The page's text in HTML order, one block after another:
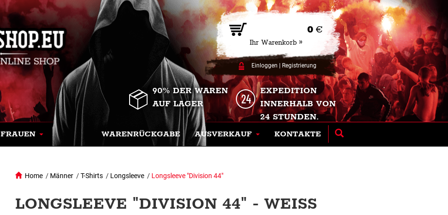
0 €
Ihr Warenkorb »
Einloggen Registrierung
90% DER WAREN
AUF LAGER
EXPEDITION
INNERHALB VON
24 STUNDEN.
FRAUEN WARENRÜCKGABE AUSVERKAUF KONTAKTE
Home / Männer /T-Shirts / Longsleeve / Longsleeve "Division 44"
LONGSLEEVE "DIVISION 44" - WEISS